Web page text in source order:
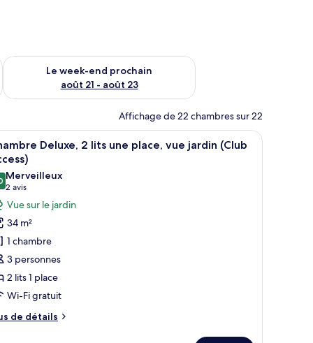
août 14 - août 16
Le week-end prochain
août 21 - août 23
Vérifier la disponibilité pour le week-end prochain août 21 -
Affichage de 22 chambres sur 22
une table de chevet avec une lampe, et une vue sur la terrasse extérieure,
:
Une chambre d’hôtel avec deux lits, un
7
Deluxe, 2 lits une place, vue jardin (Club
sur 10
Merveilleux
2 avis
(2 avis)
Vue sur le jardin
34 m²
1 chambre
3 personnes
2 lits 1 place
Wi-Fi gratuit
de détails